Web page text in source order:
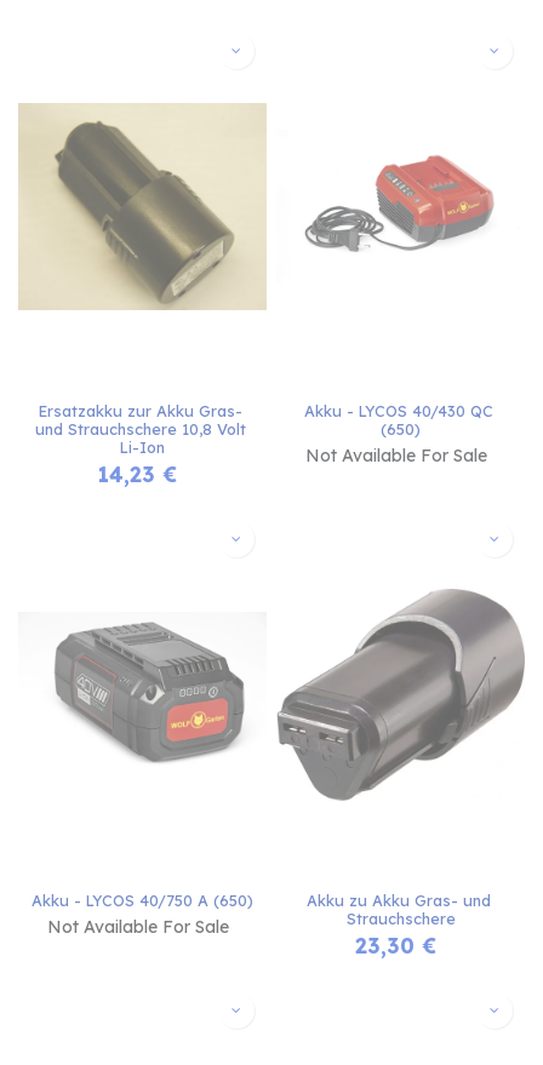
Ersatzakku zur Akku Gras-
und Strauchschere 10,8 Volt
Li-Ion
14,23 €
Akku - LYCOS 40/430 QC
(650)
Not Available For Sale
Akku - LYCOS 40/750 A (650)
Not Available For Sale
Akku zu Akku Gras- und
Strauchschere
23,30 €